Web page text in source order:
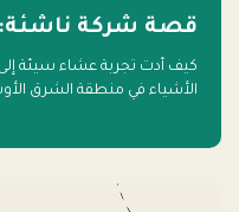
قصة شركة ناشئة: Linkers
كيف أدت تجربة عشاء سيئة إلى
الأشياء في منطقة الشرق